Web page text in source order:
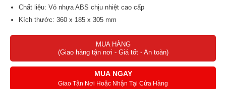
Chất liệu: Vỏ nhựa ABS chịu nhiệt cao cấp
Kích thước: 360 x 185 x 305 mm
Bảo hành Lỗi đổi mới trong 12 tháng
Xuất sứ: Trung Quốc
MUA HÀNG
(Giao hàng tận nơi - Giá tốt - An toàn)
MUA NGAY
Giao Tận Nơi Hoặc Nhận Tại Cửa Hàng